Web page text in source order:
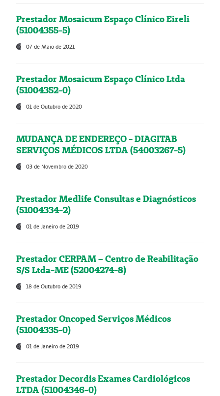
Prestador Mosaicum Espaço Clínico Eireli
(51004355-5)
07 de Maio de 2021
Prestador Mosaicum Espaço Clínico Ltda
(51004352-0)
01 de Outubro de 2020
MUDANÇA DE ENDEREÇO - DIAGITAB
SERVIÇOS MÉDICOS LTDA (54003267-5)
03 de Novembro de 2020
Prestador Medlife Consultas e Diagnósticos
(51004334-2)
01 de Janeiro de 2019
Prestador CERPAM – Centro de Reabilitação
S/S Ltda-ME (52004274-8)
18 de Outubro de 2019
Prestador Oncoped Serviços Médicos
(51004335-0)
01 de Janeiro de 2019
Prestador Decordis Exames Cardiológicos
LTDA (51004346-0)